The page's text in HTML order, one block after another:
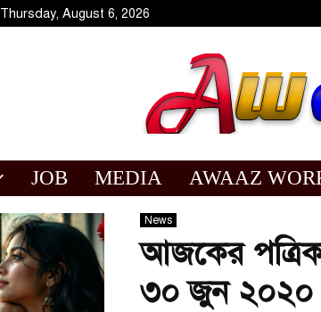
Thursday, August 6, 2026
JOB MEDIA AWAAZ
News
আজকের
৩০ জুন ২০২০